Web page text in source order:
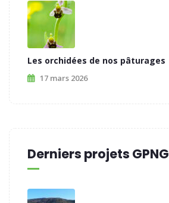
Les orchidées de nos pâturages
17 mars 2026
Derniers projets GPNG